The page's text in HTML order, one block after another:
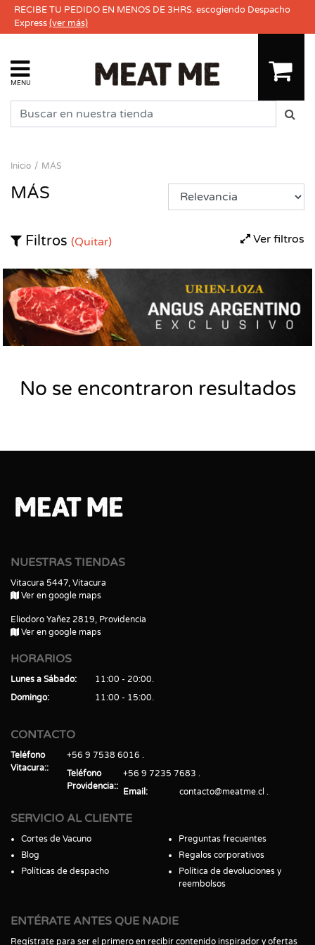
RECIBE TU PEDIDO EN MENOS DE 3HRS. escogiendo Despacho
Express(ver más)
MENU
Inicio MÁS
MÁS
Ver filtros
Filtros (Quitar)
No se encontraron resultados
NUESTRAS TIENDAS
Vitacura 5447, Vitacura
Ver en google maps
Eliodoro Yañez 2819, Providencia
Ver en google maps
HORARIOS
Lunes a Sábado
11:00 - 20:00
Domingo
11:00 - 15:00
CONTACTO
Teléfono
Vitacura:
+56 9 7538 6016
Teléfono
Providencia:
+56 9 7235 7683
Email
contacto@meatme.cl
SERVICIO AL CLIENTE
Cortes de Vacuno
Blog
Políticas de despacho
Preguntas frecuentes
Regalos corporativos
Política de devoluciones y
reembolsos
ENTÉRATE ANTES QUE NADIE
Regístrate para ser el primero en recibir contenido inspirador y ofertas